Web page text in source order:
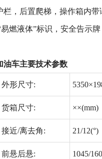
，后置爬梯，操作箱内
燃液体”标识，安全告示牌
油车主要技术参数
外形尺寸:
货箱尺寸: ××(mm)
接近/离去角: 21/12(°)
前悬后悬: 1045/